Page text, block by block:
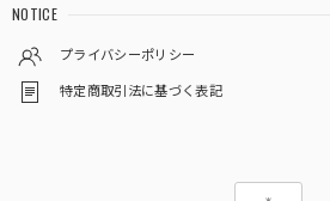
NOTICE
プライバシーポリシー
特定商取引法に基づく表記